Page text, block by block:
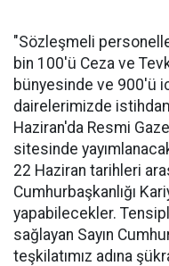
"Sözleşmeli
bin 100'ü Ceza ve
bünyesinde ve 900'ü
dairelerimizde
Haziran'da Resmi
sitesinde
22 Haziran tarihleri
Cumhurbaşkanlığı
yapabilecekler.
sağlayan Sayın
teşkilatımız adına